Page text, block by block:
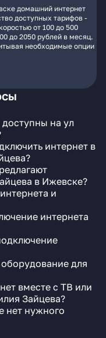
домашний интернет
доступных тарифов -
от 100 до 500
до 2050 рублей в месяц.
необходимые опции
на ул
интернет в
в Ижевске?
и
интернета
для
вместе с ТВ или
Зайцева?
нет нужного